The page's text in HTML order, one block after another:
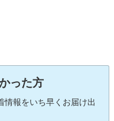
った方
情報をいち早くお届け出